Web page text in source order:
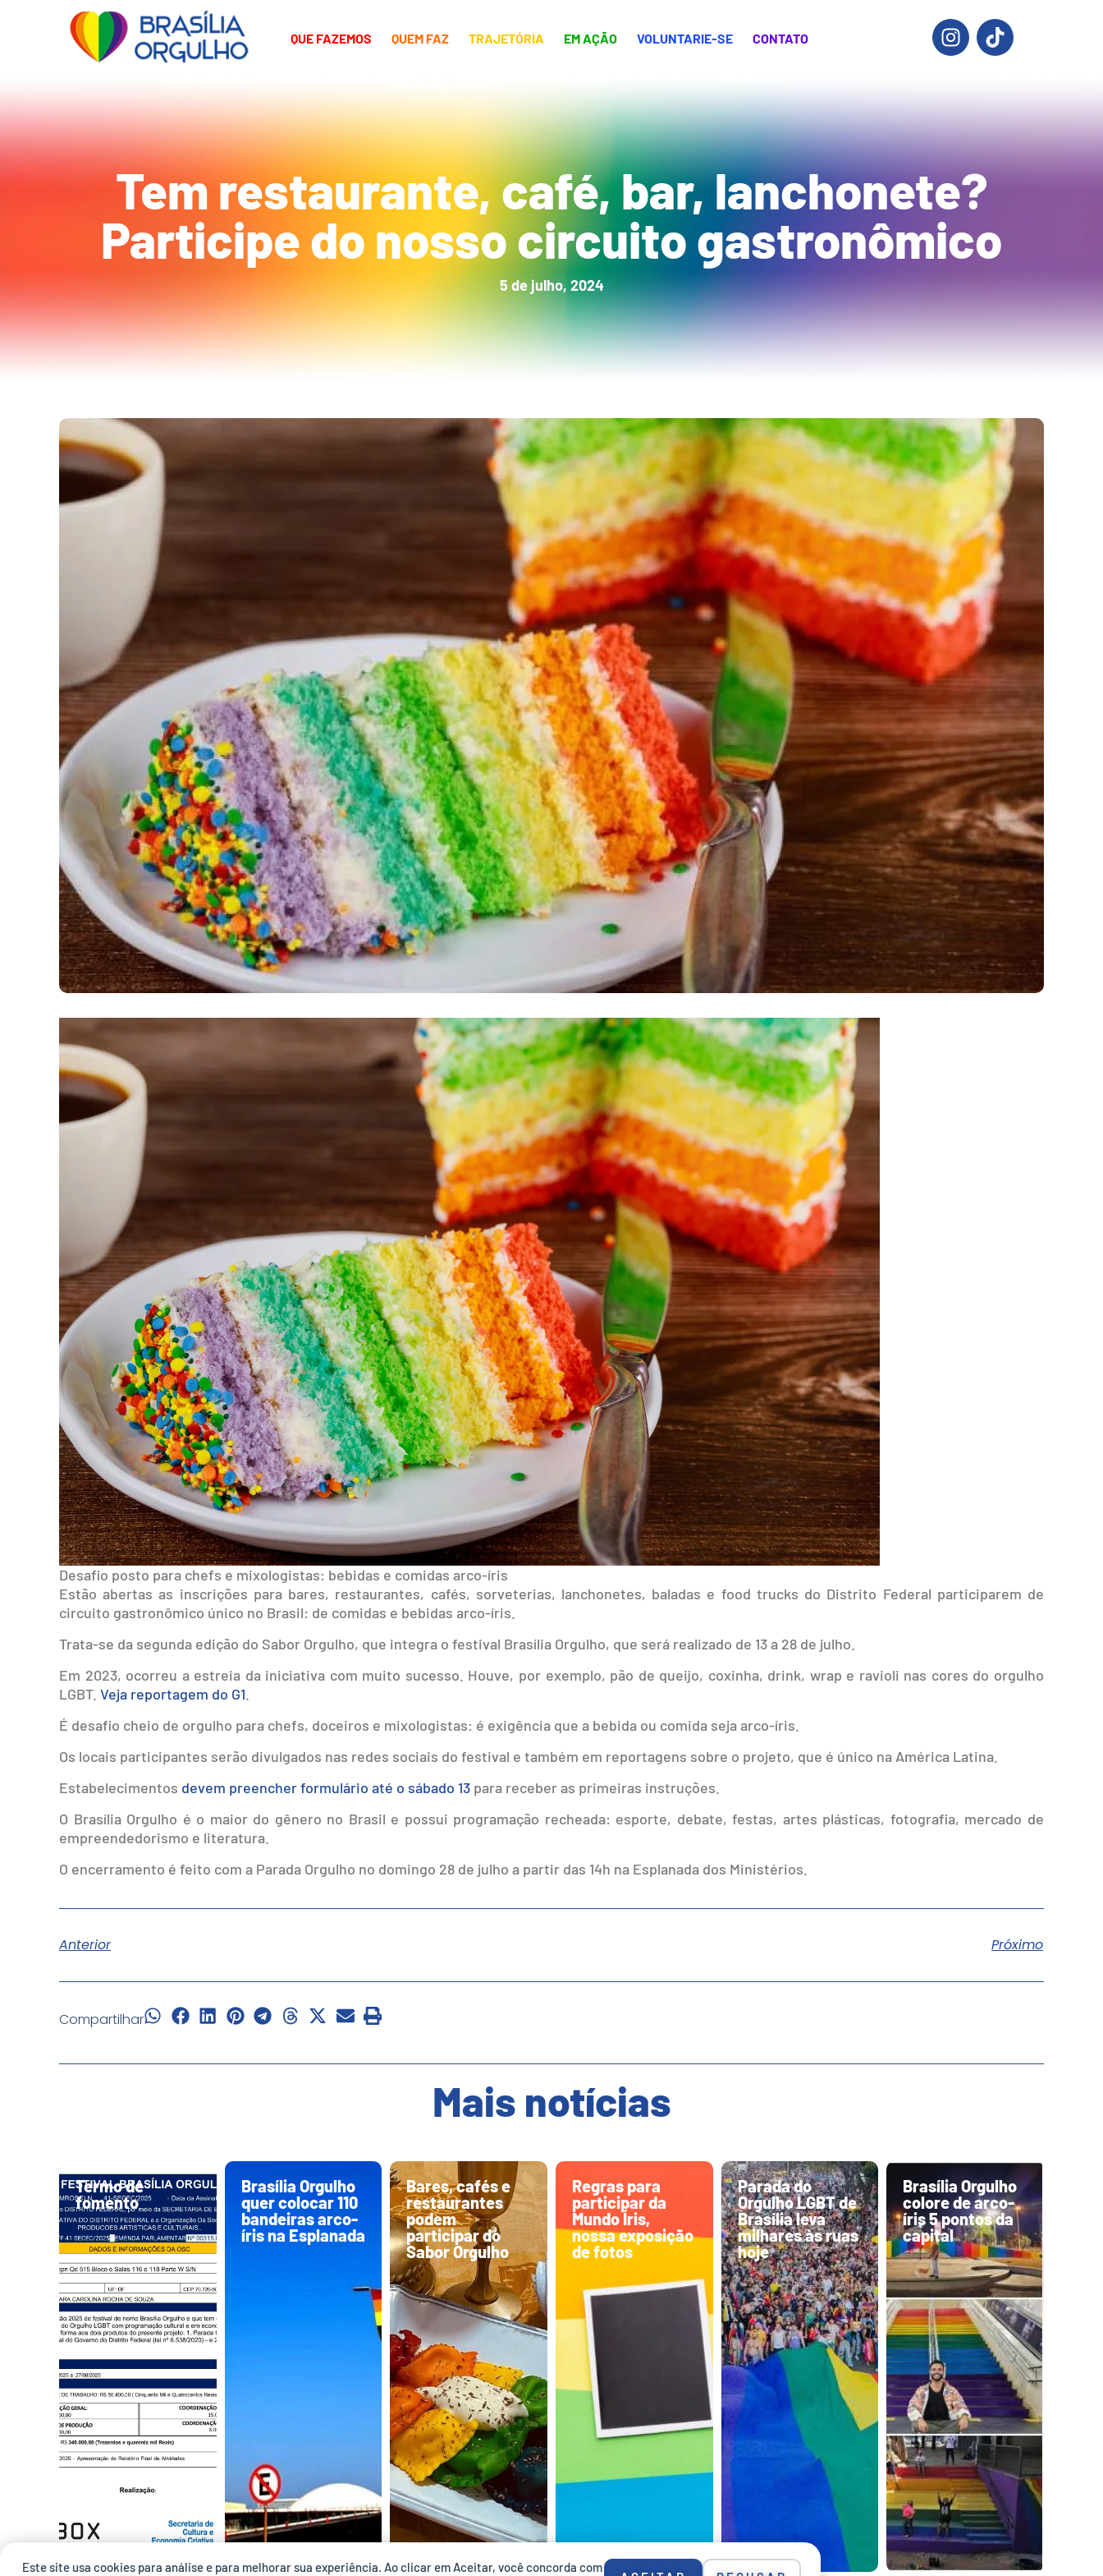
Este site usa cookies para análise e para melhorar sua experiência. Ao clicar em Aceitar, você concorda com
QUE FAZEMOS QUEM FAZ TRAJETÓRIA EM AÇÃO VOLUNTARIE-SE CONTATO
Tem restaurante, café, bar, lanchonete?
Participe do nosso circuito gastronômico
5 de julho, 2024
Desafio posto para chefs e mixologistas: bebidas e comidas arco-íris
Estão abertas as inscrições para bares, restaurantes, cafés, sorveterias, lanchonetes, baladas e food trucks do Distrito Federal participarem de
circuito gastronômico único no Brasil: de comidas e bebidas arco-íris.
Trata-se da segunda edição do Sabor Orgulho, que integra o festival Brasília Orgulho, que será realizado de 13 a 28 de julho.
Em 2023, ocorreu a estreia da iniciativa com muito sucesso. Houve, por exemplo, pão de queijo, coxinha, drink, wrap e ravioli nas cores do orgulho
LGBT. Veja reportagem do G1
É desafio cheio de orgulho para chefs, doceiros e mixologistas: é exigência que a bebida ou comida seja arco-íris.
Os locais participantes serão divulgados nas redes sociais do festival e também em reportagens sobre o projeto, que é único na América Latina.
Estabelecimentos devem preencher formulário até o sábado 13 para receber as primeiras instruções.
O Brasília Orgulho é o maior do gênero no Brasil e possui programação recheada: esporte, debate, festas, artes plásticas, fotografia, mercado de
empreendedorismo e literatura.
O encerramento é feito com a Parada Orgulho no domingo 28 de julho a partir das 14h na Esplanada dos Ministérios.
Anterior Próximo
Compartilhar
Mais notícias
Termo de
fomento
Brasília Orgulho
quer colocar 110
bandeiras arco-
íris na Esplanada
Bares, cafés e
restaurantes
podem
participar do
Sabor Orgulho
Regras para
participar da
Mundo Íris,
nossa exposição
de fotos
Parada do
Orgulho LGBT de
Brasília leva
milhares às ruas
hoje
Brasília Orgulho
colore de arco-
íris 5 pontos da
capital